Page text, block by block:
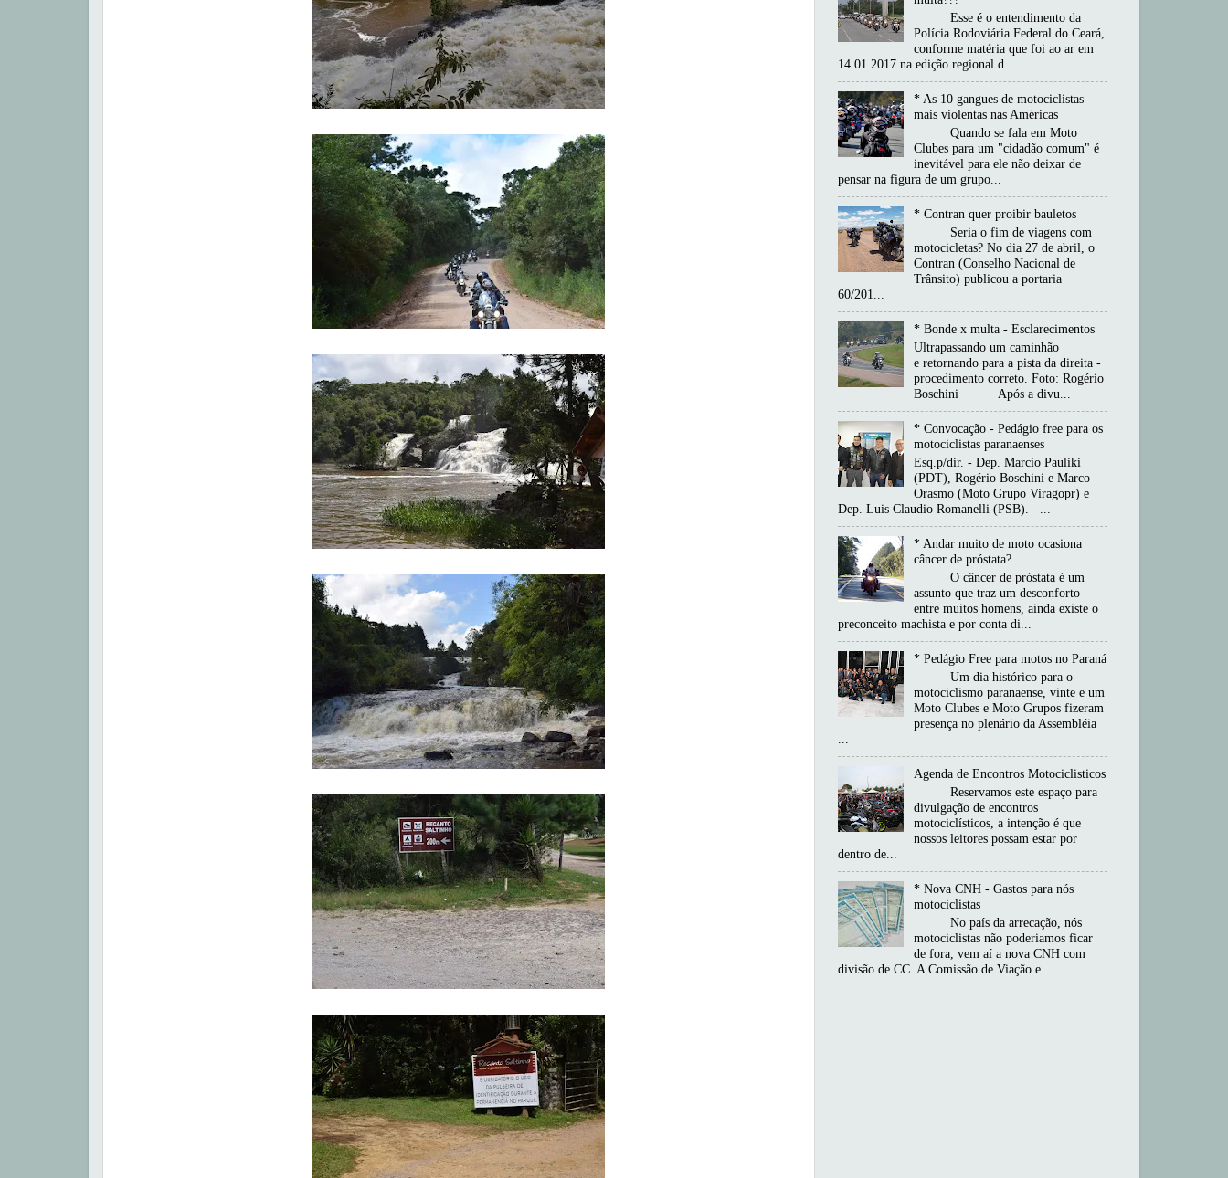
Esse é o entendimento da
Polícia Rodoviária Federal do Ceará,
conforme matéria que foi ao ar em
14.01.2017 na edição regional d...
* As 10 gangues de motociclistas
mais violentas nas Américas
Quando se fala em Moto
Clubes para um "cidadão comum" é
inevitável para ele não deixar de
pensar na figura de um grupo...
* Contran quer proibir bauletos
Seria o fim de viagens com
motocicletas? No dia 27 de abril, o
Contran (Conselho Nacional de
Trânsito) publicou a portaria
60/201...
* Bonde x multa - Esclarecimentos
Ultrapassando um caminhão
e retornando para a pista da direita -
procedimento correto. Foto: Rogério
Boschini Após a divu...
* Convocação - Pedágio free para os
motociclistas paranaenses
Esq.p/dir. - Dep. Marcio Pauliki
(PDT), Rogério Boschini e Marco
Orasmo (Moto Grupo Viragopr) e
Dep. Luis Claudio Romanelli (PSB). ...
* Andar muito de moto ocasiona
câncer de próstata?
O câncer de próstata é um
assunto que traz um desconforto
entre muitos homens, ainda existe o
preconceito machista e por conta di...
* Pedágio Free para motos no Paraná
Um dia histórico para o
motociclismo paranaense, vinte e um
Moto Clubes e Moto Grupos fizeram
presença no plenário da Assembléia
Agenda de Encontros Motociclisticos
Reservamos este espaço para
divulgação de encontros
motociclísticos, a intenção é que
nossos leitores possam estar por
dentro de...
* Nova CNH - Gastos para nós
motociclistas
No país da arrecação, nós
motociclistas não poderiamos ficar
de fora, vem aí a nova CNH com
divisão de CC. A Comissão de Viação e...